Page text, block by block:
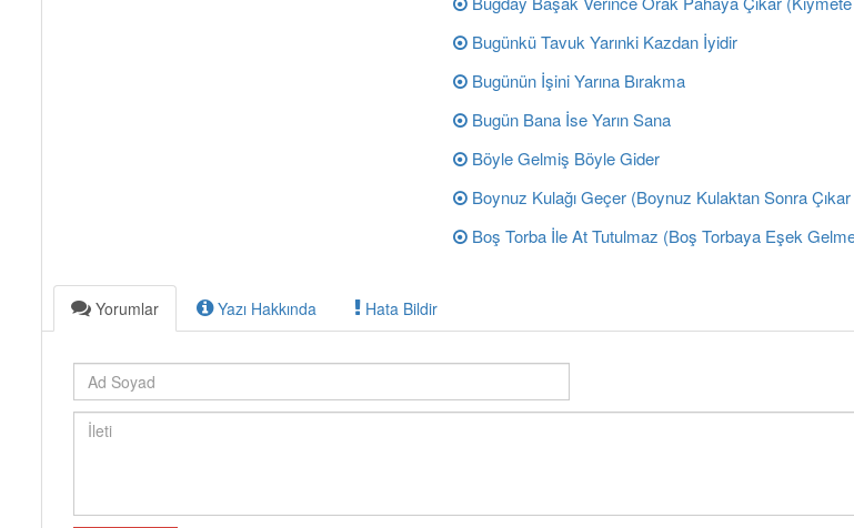
Bugünkü Tavuk Yarınki Kazdan İyidir
Bugünün İşini Yarına Bırakma
Bugün Bana İse Yarın Sana
Böyle Gelmiş Böyle Gider
Boynuz Kulağı Geçer (Boynuz Kulaktan Sonra
Boş Torba İle At Tutulmaz (Boş Torbaya Eşek
Yorumlar Yazı Hakkında Hata Bildir